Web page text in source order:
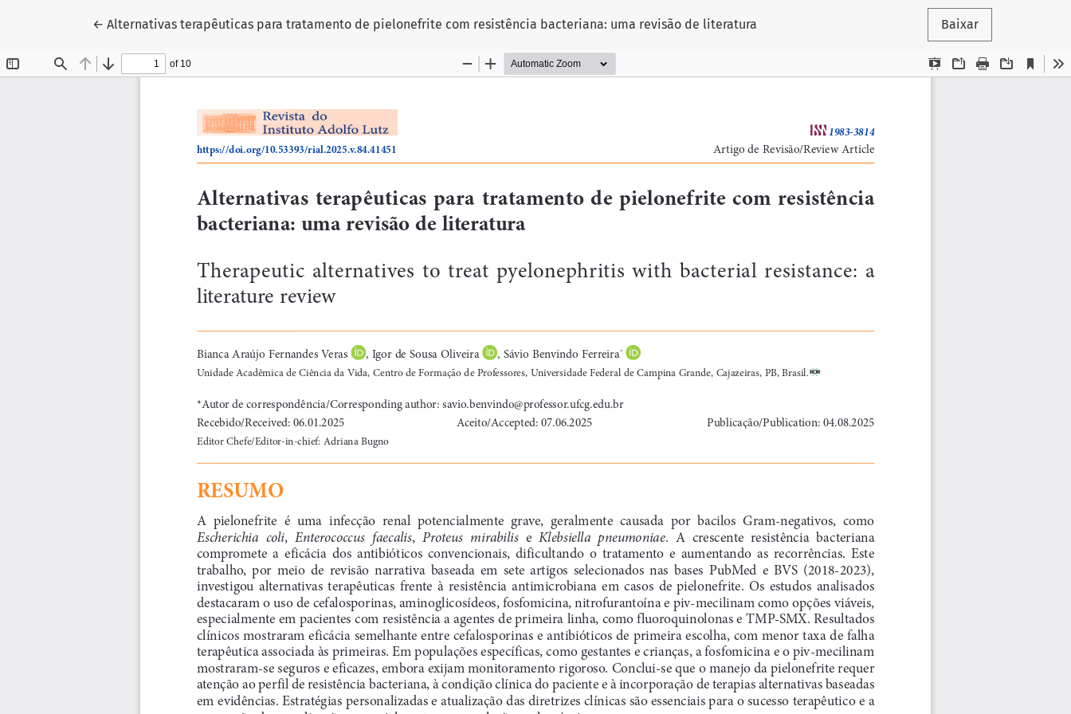
← Voltar aos Detalhes do Artigo
Alternativas terapêuticas para tratamento de pielonefrite com resistência bacteriana: uma revisão de literatura Baixar